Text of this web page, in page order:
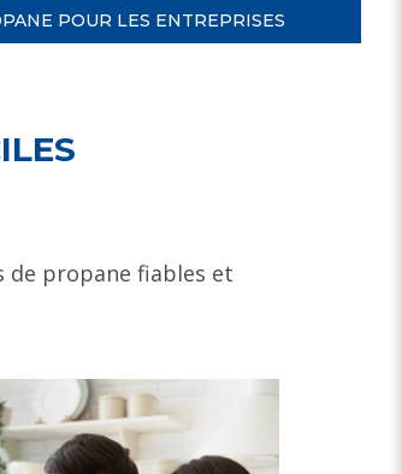
POUR LES ENTREPRISES
de propane fiables et